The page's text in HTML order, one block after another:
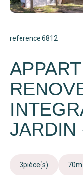
reference 6812
JARDIN
3pièce(s) 70